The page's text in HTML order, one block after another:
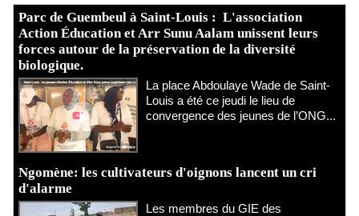
Parc de Guembeul à Saint-Louis : L'association
Action Éducation et Arr Sunu Aalam unissent leurs
forces autour de la préservation de la diversité
biologique.
​La place Abdoulaye Wade de Saint-
Louis a été ce jeudi le lieu de
convergence des jeunes de l’ONG...
Ngomène: les cultivateurs d'oignons lancent un cri
d'alarme
Les membres du GIE des